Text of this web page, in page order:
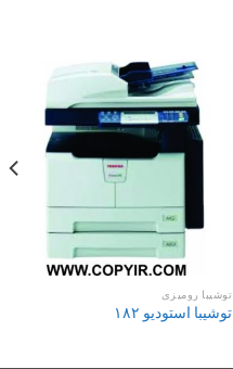
توشیبا رومیزی
توشیبا استودیو ۱۸۲